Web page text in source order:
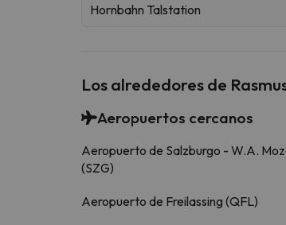
Hornbahn Talstation
Los alrededores de
Aeropuertos cercanos
Aeropuerto de Salzburgo - W.A.
(SZG)
Aeropuerto de Freilassing (QFL)